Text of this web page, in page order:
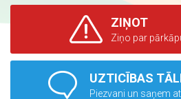
ZIŅOT
Ziņo par
UZTICĪBAS
Piezvani un saņem